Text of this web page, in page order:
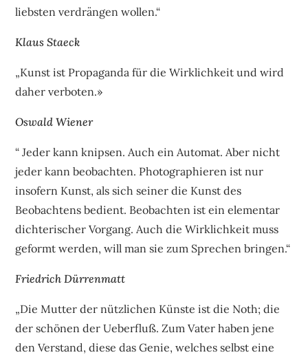
liebsten verdrängen wollen.“
Klaus Staeck
„Kunst ist Propaganda für die Wirklichkeit und wird
daher verboten.»
Oswald Wiener
“ Jeder kann knipsen. Auch ein Automat. Aber nicht
jeder kann beobachten. Photographieren ist nur
insofern Kunst, als sich seiner die Kunst des
Beobachtens bedient. Beobachten ist ein elementar
dichterischer Vorgang. Auch die Wirklichkeit muss
geformt werden, will man sie zum Sprechen bringen.“
Friedrich Dürrenmatt
„Die Mutter der nützlichen Künste ist die Noth; die
der schönen der Ueberfluß. Zum Vater haben jene
den Verstand, diese das Genie, welches selbst eine